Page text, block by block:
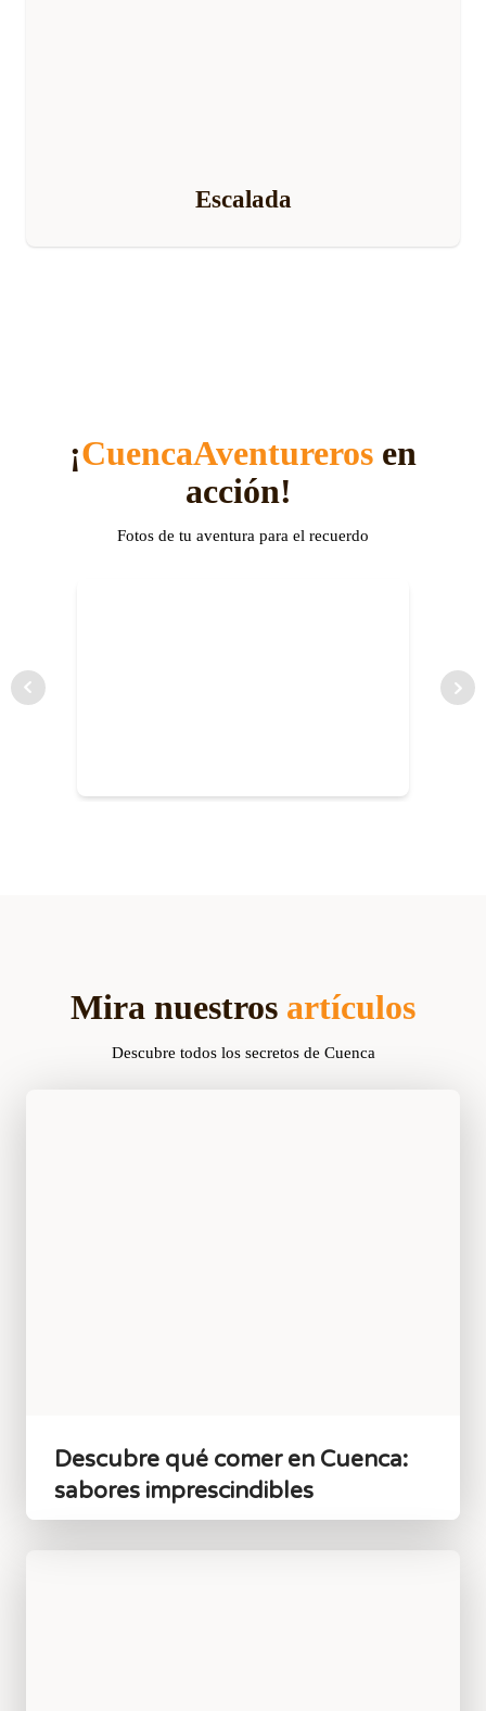
Escalada
¡CuencaAventureros en
acción!
Fotos de tu aventura para el recuerdo
Mira nuestros artículos
Descubre todos los secretos de Cuenca
Descubre qué comer en Cuenca:
sabores imprescindibles